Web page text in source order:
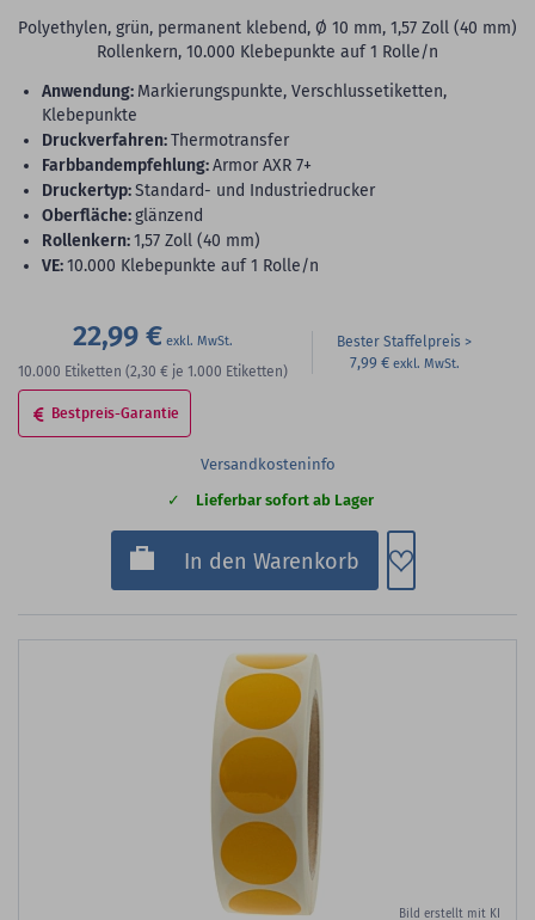
Polyethylen, grün, permanent klebend, Ø 10 mm, 1,57 Zoll (40 mm)
Rollenkern, 10.000 Klebepunkte auf 1 Rolle/n
Anwendung: Markierungspunkte, Verschlussetiketten,
Klebepunkte
Druckverfahren:Thermotransfer
Farbbandempfehlung:Armor AXR 7+
Druckertyp:Standard- und Industriedrucker
Oberfläche:glänzend
Rollenkern:1,57 Zoll (40 mm)
VE:10.000 Klebepunkte auf 1 Rolle/n
22,99 €
10.000 Etiketten (2,30 € je 1.000 Etiketten)
Bester Staffelpreis
7,99 €
Bestpreis-Garantie
Versandkosteninfo
Lieferbar sofort ab Lager
In den Warenkorb Zum
Bild erstellt mit KI